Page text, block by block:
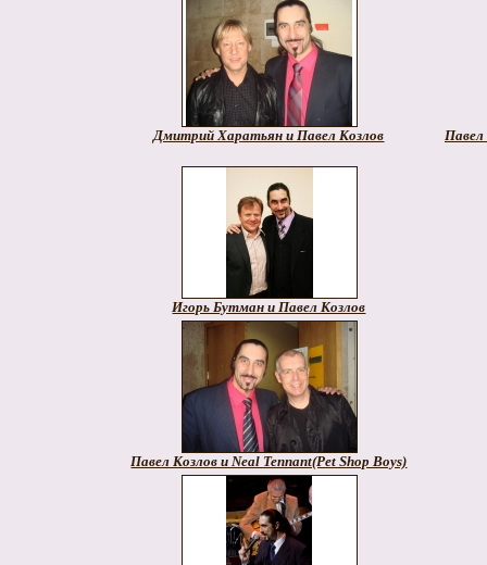
Дмитрий Харатьян и Павел Козлов Павел
Игорь Бутман и Павел Козлов
Павел Козлов и Neal Tennant(Pet Shop Boys)